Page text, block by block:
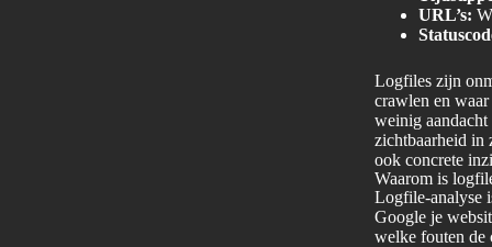
URL’s:
Logfiles zijn
crawlen en
weinig
zichtbaarheid in
ook concrete
Waarom is
Logfile-analyse
Google je
welke fouten de